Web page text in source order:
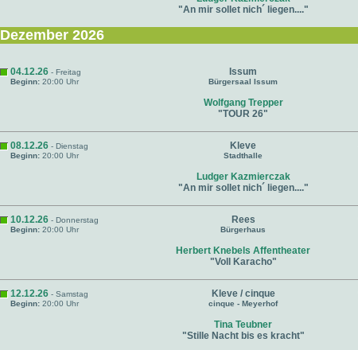
"An mir sollet nich´ liegen...."
Dezember 2026
04.12.26 - Freitag
Beginn: 20:00 Uhr
Issum
Bürgersaal Issum
Wolfgang Trepper
"TOUR 26"
08.12.26 - Dienstag
Beginn: 20:00 Uhr
Kleve
Stadthalle
Ludger Kazmierczak
"An mir sollet nich´ liegen...."
10.12.26 - Donnerstag
Beginn: 20:00 Uhr
Rees
Bürgerhaus
Herbert Knebels Affentheater
"Voll Karacho"
12.12.26 - Samstag
Beginn: 20:00 Uhr
Kleve / cinque
cinque - Meyerhof
Tina Teubner
"Stille Nacht bis es kracht"